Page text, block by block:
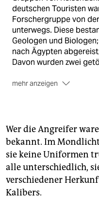
deutschen Touristen
Forschergruppe von
unterwegs. Diese
Geologen und
nach Ägypten
Davon wurden zwei
mehr anzeigen
jährigen Mann aus
Jährigen aus Cottbus.
verletzt, davon einer
äthiopischer
zwei Deutsche
mittlerweile in Addis
zwei Deutschen, die bei
Wer die Angreifer
bekannt. Im
sie keine Uniformen
alle unterschiedlich,
verschiedener
Kalibers.